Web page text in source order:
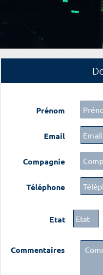
Prénom
Email
Compagnie
Téléphone
Etat
Commentaires